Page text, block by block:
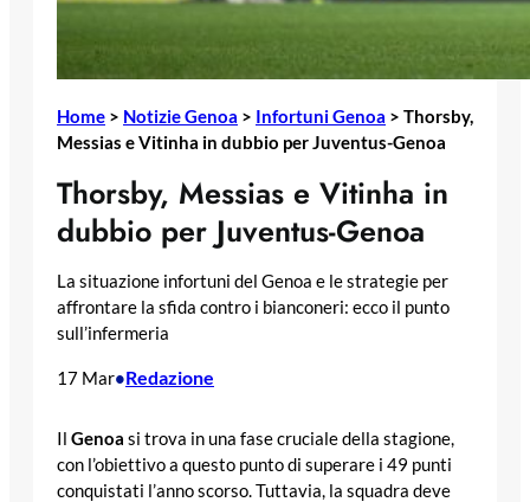
Home > Notizie Genoa > Infortuni Genoa > Thorsby,
Messias e Vitinha in dubbio per Juventus-Genoa
Thorsby, Messias e Vitinha in
dubbio per Juventus-Genoa
La situazione infortuni del Genoa e le strategie per
affrontare la sfida contro i bianconeri: ecco il punto
sull’infermeria
17 Mar•Redazione
Il Genoa si trova in una fase cruciale della stagione,
con l’obiettivo a questo punto di superare i 49 punti
conquistati l’anno scorso. Tuttavia, la squadra deve